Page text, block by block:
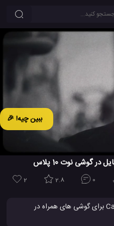
ببین چیه! 🎉
گوشی نوت 10 پلاس
2 2.8 0
اکنون بازی جدید تفنگی Call of Duty برای گوشی های همراه در
عالی در یک گوشی همراه